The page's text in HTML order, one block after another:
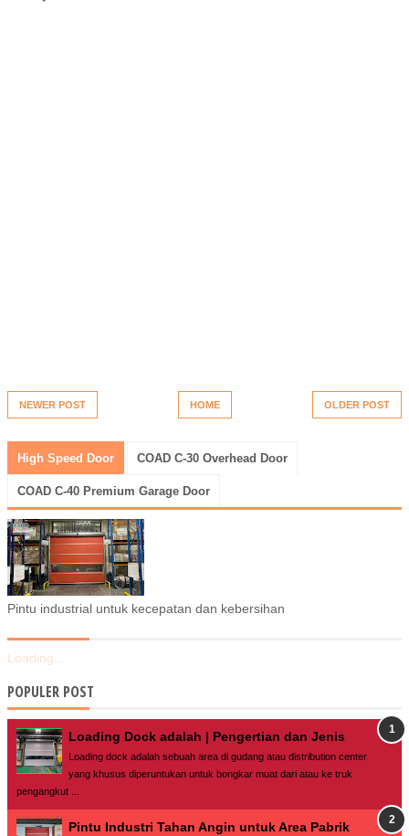
NEWER POST OLDER POST
HOME
High Speed Door COAD C-30 Overhead Door
COAD C-40 Premium Garage Door
Pintu industrial untuk kecepatan dan kebersihan
Loading...
POPULER POST
Loading Dock adalah | Pengertian dan Jenis
Loading dock adalah sebuah area di gudang atau distribution center
yang khusus diperuntukan untuk bongkar muat dari atau ke truk
pengangkut ...
Pintu Industri Tahan Angin untuk Area Pabrik